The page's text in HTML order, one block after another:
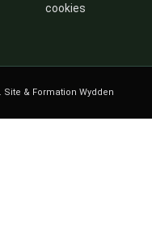
cookies
Site & Formation Wydden